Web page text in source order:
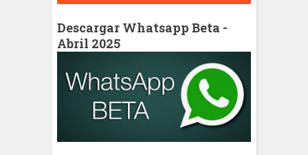
Descargar Whatsapp Beta -
Abril 2025